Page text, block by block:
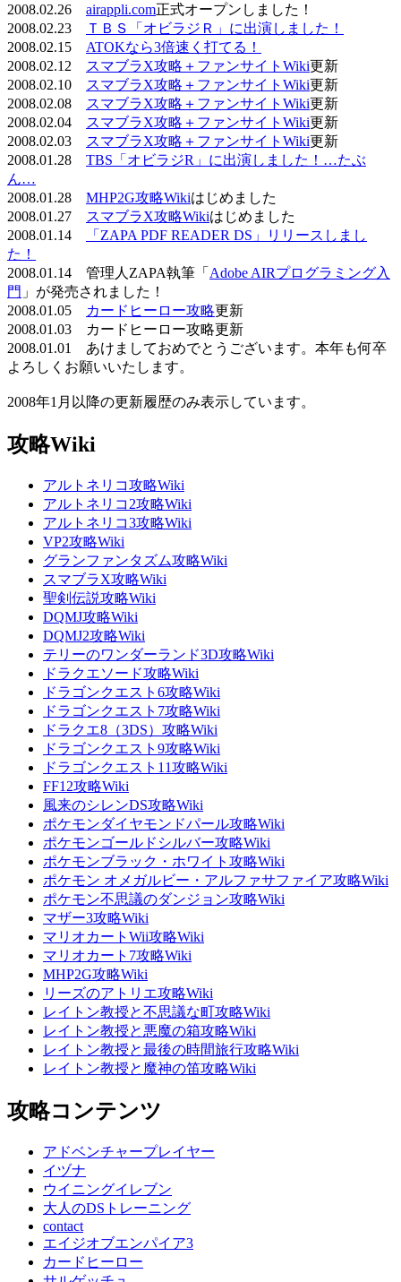
2008.02.26 airappli.com正式オープンしました！
2008.02.23
ＴＢＳ「オビラジＲ」に出演しました！
2008.02.15 ATOKなら3倍速く打てる！
2008.02.12
スマブラX攻略＋ファンサイトWiki更新
2008.02.10
スマブラX攻略＋ファンサイトWiki更新
2008.02.08
スマブラX攻略＋ファンサイトWiki更新
2008.02.04
スマブラX攻略＋ファンサイトWiki更新
2008.02.03
スマブラX攻略＋ファンサイトWiki更新
2008.01.28 TBS「オビラジR」に出演しました！…たぶ
ん…
2008.01.28 MHP2G攻略Wikiはじめました
2008.01.27
スマブラX攻略Wikiはじめました
2008.01.14
「ZAPA PDF READER DS」リリースしまし
た！
2008.01.14 管理人ZAPA執筆「 Adobe AIRプログラミング入
門 」が発売されました！
2008.01.05
カードヒーロー攻略更新
2008.01.03 カードヒーロー攻略更新
2008.01.01 あけましておめでとうございます。本年も何卒
よろしくお願いいたします。
2008年1月以降の更新履歴のみ表示しています。
攻略Wiki
アルトネリコ攻略Wiki
アルトネリコ2攻略Wiki
アルトネリコ3攻略Wiki
VP2攻略Wiki
グランファンタズム攻略Wiki
スマブラX攻略Wiki
聖剣伝説攻略Wiki
DQMJ攻略Wiki
DQMJ2攻略Wiki
テリーのワンダーランド3D攻略Wiki
ドラクエソード攻略Wiki
ドラゴンクエスト6攻略Wiki
ドラゴンクエスト7攻略Wiki
ドラクエ8（3DS）攻略Wiki
ドラゴンクエスト9攻略Wiki
ドラゴンクエスト11攻略Wiki
FF12攻略Wiki
風来のシレンDS攻略Wiki
ポケモンダイヤモンドパール攻略Wiki
ポケモンゴールドシルバー攻略Wiki
ポケモンブラック・ホワイト攻略Wiki
ポケモン オメガルビー・アルファサファイア攻略Wiki
ポケモン不思議のダンジョン攻略Wiki
マザー3攻略Wiki
マリオカートWii攻略Wiki
マリオカート7攻略Wiki
MHP2G攻略Wiki
リーズのアトリエ攻略Wiki
レイトン教授と不思議な町攻略Wiki
レイトン教授と悪魔の箱攻略Wiki
レイトン教授と最後の時間旅行攻略Wiki
レイトン教授と魔神の笛攻略Wiki
攻略コンテンツ
アドベンチャープレイヤー
イヅナ
ウイニングイレブン
大人のDSトレーニング
contact
エイジオブエンパイア3
カードヒーロー